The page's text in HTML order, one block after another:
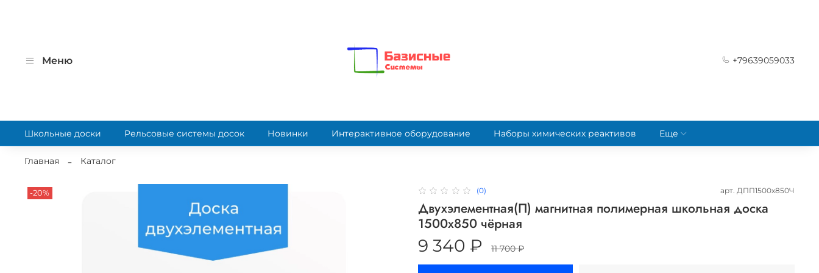
Меню +79639059033
Школьные доски Рельсовые системы досок Новинки Интерактивное оборудование Наборы химических реактивов Еще
Главная Каталог
-20% (0) арт. ДПП1500х850Ч
Двухэлементная(П) магнитная полимерная школьная доска
1500х850 чёрная
9 340 ₽ 11 700 ₽